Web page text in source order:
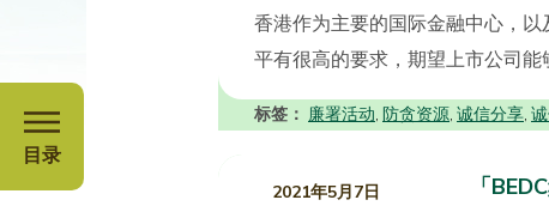
目录
香港作为主要的国际金融中心，
平有很高的要求，期望上市公司
标签： 廉署活动, 防贪资源, 诚信分享,
2021年5月7日 「